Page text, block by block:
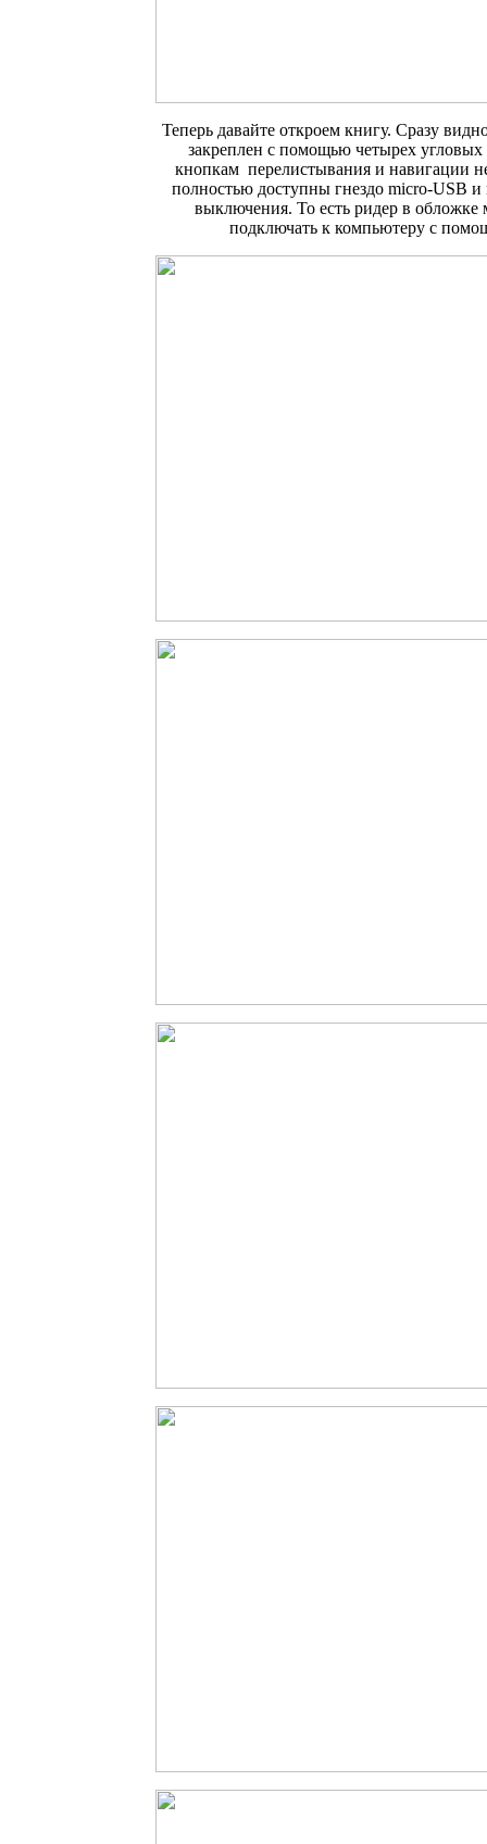
Теперь давайте откроем книгу. Сразу
закреплен с помощью четырех угловых
кнопкам перелистывания и навигации
полностью доступны гнездо micro-USB
выключения. То есть ридер в обложке
подключать к компьютеру с